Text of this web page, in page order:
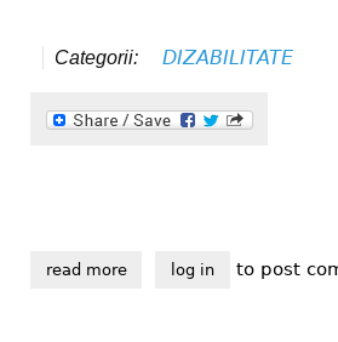
Categorii: DIZABILITATE
read moreabout ce își doresc
log in to post